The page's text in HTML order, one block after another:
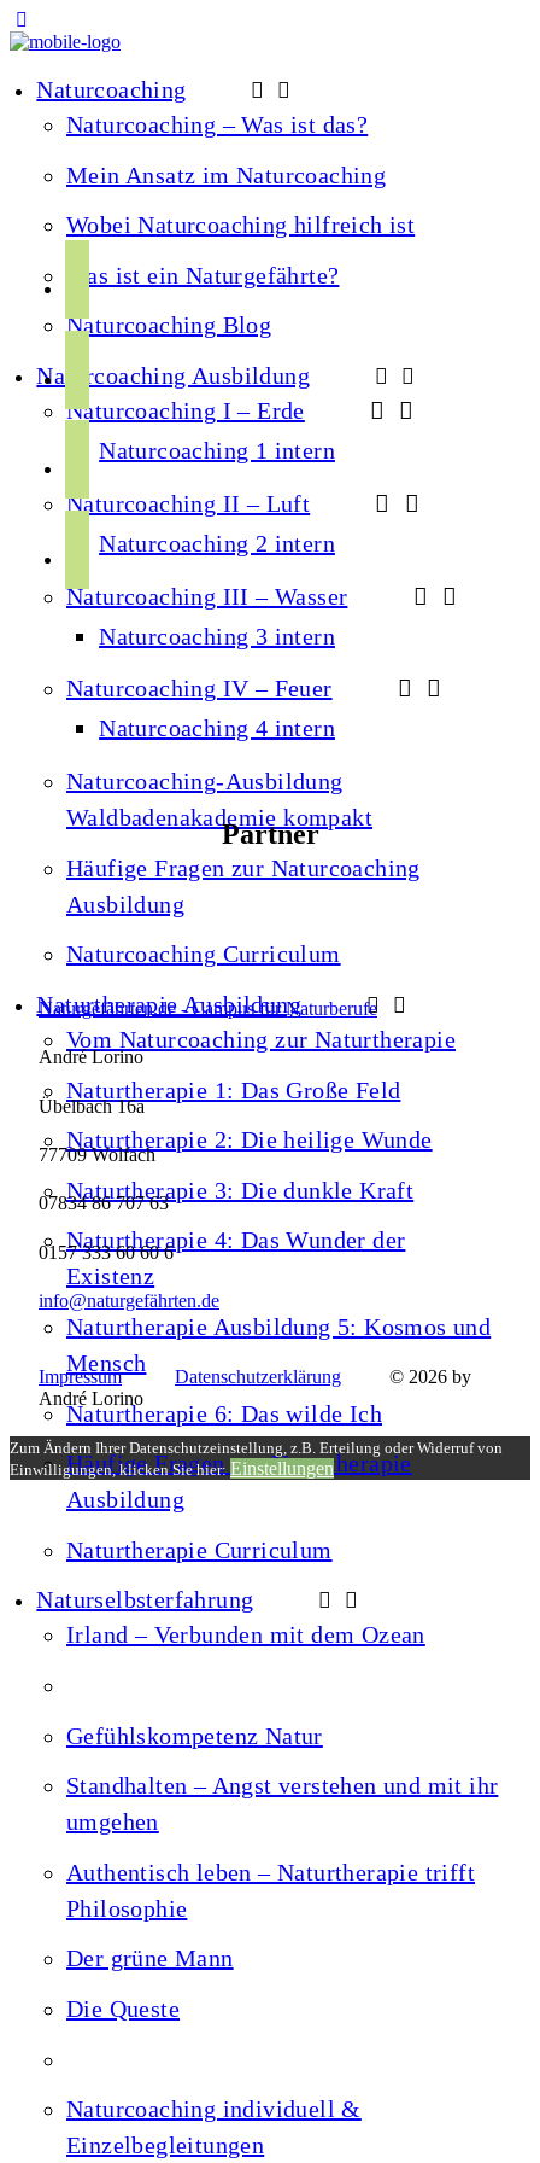
Naturcoaching
Naturcoaching – Was ist das?
Mein Ansatz im Naturcoaching
Wobei Naturcoaching hilfreich ist
Was ist ein Naturgefährte?
Naturcoaching Blog
Naturcoaching Ausbildung
Naturcoaching I – Erde
Naturcoaching 1 intern
Naturcoaching II – Luft
Naturcoaching 2 intern
Naturcoaching III – Wasser
Naturcoaching 3 intern
Naturcoaching IV – Feuer
Naturcoaching 4 intern
Naturcoaching-Ausbildung
Waldbadenakademie kompakt
Häufige Fragen zur Naturcoaching
Ausbildung
Naturcoaching Curriculum
Naturtherapie Ausbildung
Vom Naturcoaching zur Naturtherapie
Naturtherapie 1: Das Große Feld
Naturtherapie 2: Die heilige Wunde
Naturtherapie 3: Die dunkle Kraft
Naturtherapie 4: Das Wunder der
Existenz
Naturtherapie Ausbildung 5: Kosmos und
Mensch
Naturtherapie 6: Das wilde Ich
Häufige Fragen zur Naturtherapie
Ausbildung
Naturtherapie Curriculum
Naturselbsterfahrung
Irland – Verbunden mit dem Ozean
Gefühlskompetenz Natur
Standhalten – Angst verstehen und mit ihr
umgehen
Authentisch leben – Naturtherapie trifft
Philosophie
Der grüne Mann
Die Queste
Naturcoaching individuell &
Einzelbegleitungen
c
b
o
k
n
s
g
a
u
b
o
f
Partner
Naturgefährten.de - Campus für Naturberufe
André Lorino
Übelbach 16a
77709 Wolfach
07834 86 707 63
0157 333 60 60 6
info@naturgefährten.de
Impressum Datenschutzerklärung © 2026 by
André Lorino
Zum Ändern Ihrer Datenschutzeinstellung, z.B. Erteilung oder Widerruf von
Einwilligungen, klicken Sie hier:Einstellungen